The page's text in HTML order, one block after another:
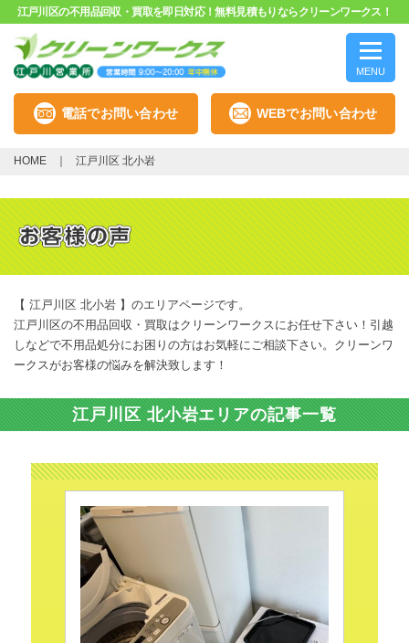
江戸川区の不用品回収・買取を即日対応！無料見積もりならクリーンワークス！
MENU
電話でお問い合わせ WEBでお問い合わせ
HOME 江戸川区 北小岩
【 江戸川区 北小岩 】のエリアページです。
江戸川区の不用品回収・買取はクリーンワークスにお任せ下さい！引越
しなどで不用品処分にお困りの方はお気軽にご相談下さい。クリーンワ
ークスがお客様の悩みを解決致します！
江戸川区 北小岩エリアの記事一覧